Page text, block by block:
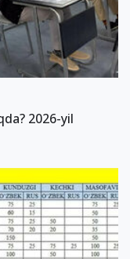
2026-yil